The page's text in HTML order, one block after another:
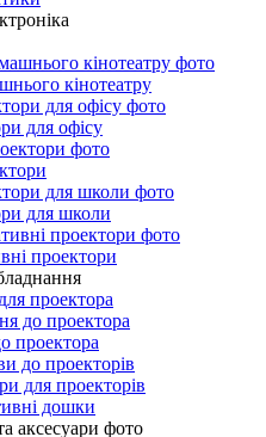
кінотеатру
для офісу
для школи
проектори
проектора
до проектора
проектора
до проекторів
для проекторів
дошки